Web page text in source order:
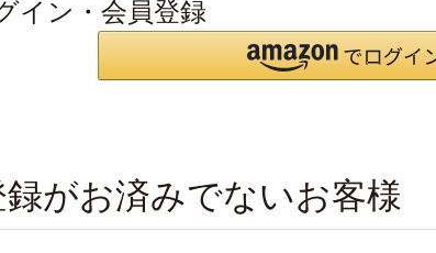
イン・会員登録
がお済みでないお客様